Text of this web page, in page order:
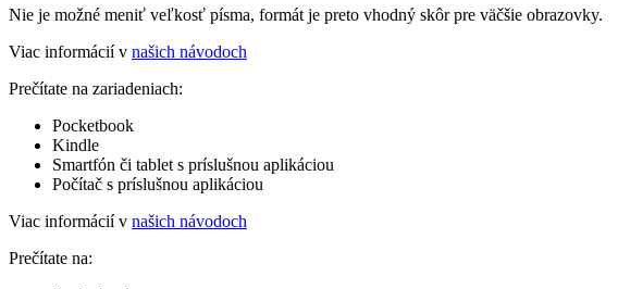
Nie je možné meniť veľkosť písma, formát je preto vhodný skôr pre väčšie obrazovky.
Viac informácií v našich návodoch
Prečítate na zariadeniach:
Pocketbook
Kindle
Smartfón či tablet s príslušnou aplikáciou
Počítač s príslušnou aplikáciou
Viac informácií v našich návodoch
Prečítate na: